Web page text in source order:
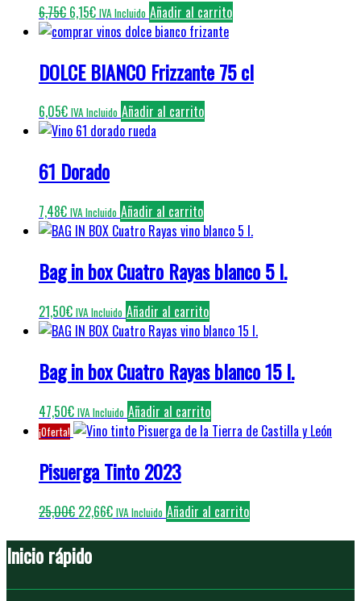
6,75€ El
precio
era:
6,75€.
6,15€El
precio
es:
6,15€.
IVA Incluido Añadir al carrito
DOLCE BIANCO Frizzante 75 cl
6,05€ IVA Incluido Añadir al carrito
61 Dorado
7,48€ IVA Incluido Añadir al carrito
Bag in box Cuatro Rayas blanco 5 l.
21,50€ IVA Incluido Añadir al carrito
Bag in box Cuatro Rayas blanco 15 l.
47,50€ IVA Incluido Añadir al carrito
¡Oferta!
Pisuerga Tinto 2023
25,00€ El
original
era:
25,00€.
22,66€El
22,66€.
IVA Incluido Añadir al carrito
Inicio rápido